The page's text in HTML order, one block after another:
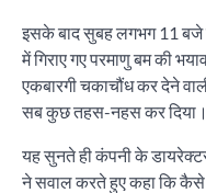
इसके बाद सुबह लगभग 11 बजे
में गिराए गए परमाणु बम की
एकबारगी चकाचौंध कर देने
सब कुछ तहस-नहस कर दिया।
यह सुनते ही कंपनी के
ने सवाल करते हुए कहा कि